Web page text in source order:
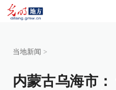
当地新闻 >
内蒙古乌海市